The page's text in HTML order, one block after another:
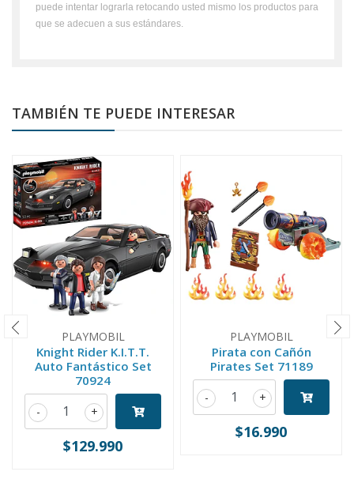
puede intentar lograrla retocando usted mismo los productos para
que se adecuen a sus estándares.
TAMBIÉN TE PUEDE INTERESAR
PLAYMOBIL
Knight Rider K.I.T.T.
Auto Fantástico Set
70924
+
-
$129.990
PLAYMOBIL
Pirata con Cañón
Pirates Set 71189
+
-
$16.990